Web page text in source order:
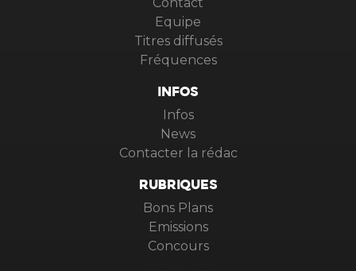
Equipe
Titres diffusés
Fréquences
INFOS
Infos
News
Contacter la rédac
RUBRIQUES
Bons Plans
Emissions
Concours